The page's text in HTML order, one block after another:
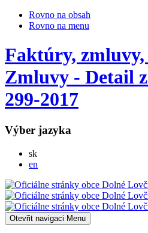
Rovno na obsah
Rovno na menu
Faktúry,
Zmluvy - Detail
299-2017
Výber jazyka
skSlovensky
en
Otevřit navigaci Menu